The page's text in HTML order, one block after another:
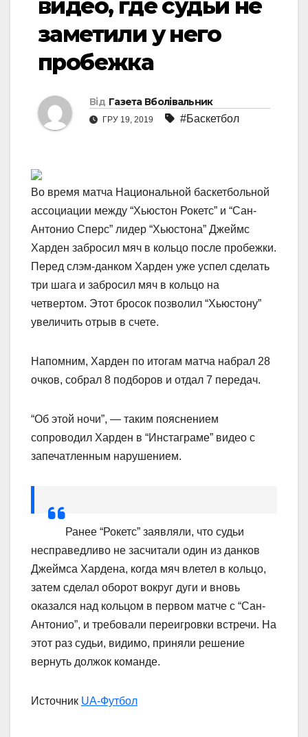
видео, где судьи не
заметили у него
пробежка
Від Газета Вболівальник
ГРУ 19, 2019 #Баскетбол
Во время матча Национальной баскетбольной
ассоциации между “Хьюстон Рокетс” и “Сан-
Антонио Сперс” лидер “Хьюстона” Джеймс
Харден забросил мяч в кольцо после пробежки.
Перед слэм-данком Харден уже успел сделать
три шага и забросил мяч в кольцо на
четвертом. Этот бросок позволил “Хьюстону”
увеличить отрыв в счете.
Напомним, Харден по итогам матча набрал 28
очков, собрал 8 подборов и отдал 7 передач.
“Об этой ночи”, — таким пояснением
сопроводил Харден в “Инстаграме” видео с
запечатленным нарушением.
Ранее “Рокетс” заявляли, что судьи
несправедливо не засчитали один из данков
Джеймса Хардена, когда мяч влетел в кольцо,
затем сделал оборот вокруг дуги и вновь
оказался над кольцом в первом матче с “Сан-
Антонио”, и требовали переигровки встречи. На
этот раз судьи, видимо, приняли решение
вернуть должок команде.
Источник UA-Футбол